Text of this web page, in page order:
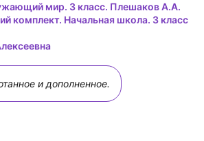
мир. 3 класс. Плешаков А.А.
комплект. Начальная школа. 3 класс
и дополненное.